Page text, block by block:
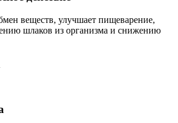
веществ, улучшает пищеварение,
шлаков из организма и снижению